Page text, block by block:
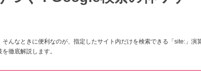
んなときに便利なのが、指定したサイト内だけを検索できる「site:」演算
徹底解説します。